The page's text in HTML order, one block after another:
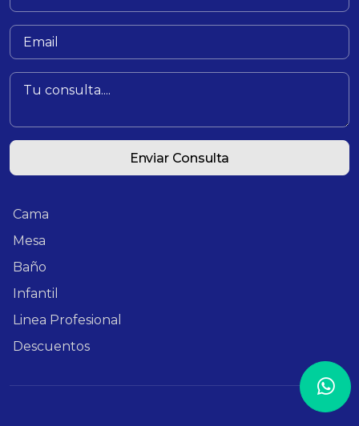
Enviar Consulta
Cama
Mesa
Baño
Infantil
Linea Profesional
Descuentos